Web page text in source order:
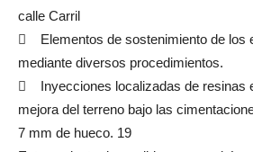
calle Carril
 Elementos de sostenimiento de los
mediante diversos procedimientos.
 Inyecciones localizadas de resinas
mejora del terreno bajo las
7 mm de hueco. 19